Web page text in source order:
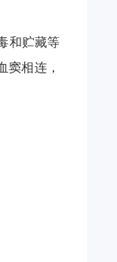
和贮藏等
窦相连，